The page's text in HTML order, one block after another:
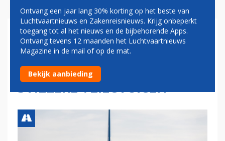
ILT: BEPERKEN
GELUIDSHINDER SCHIPHOL
VRAAGT OM MEER DAN
STILLERE VLIEGTUIGEN
Ontvang een jaar lang 30% korting op het beste van
Luchtvaartnieuws en Zakenreisnieuws. Krijg onbeperkt
toegang tot al het nieuws en de bijbehorende Apps.
Ontvang tevens 12 maanden het Luchtvaartnieuws
Magazine in de mail of op de mat.
Bekijk aanbieding